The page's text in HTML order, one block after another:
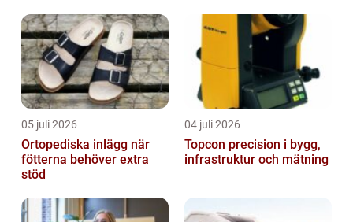
i solen
05 juli 2026
Ortopediska inlägg när
fötterna behöver extra
stöd
04 juli 2026
Topcon precision i bygg,
infrastruktur och mätning